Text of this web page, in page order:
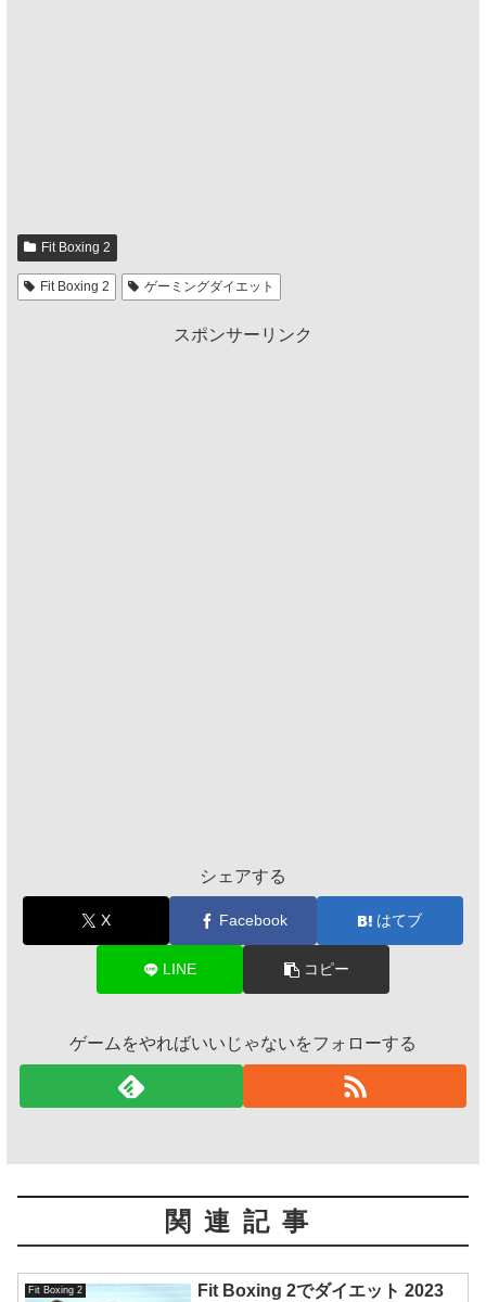
Fit Boxing 2
Fit Boxing 2 ゲーミングダイエット
スポンサーリンク
シェアする
X Facebook はてブ
LINE コピー
ゲームをやればいいじゃないをフォローする
関連記事
Fit Boxing 2
Fit Boxing 2でダイエット 2023